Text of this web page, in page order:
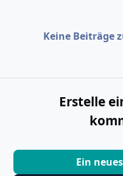
Keine Beiträge
Erstelle
Ein